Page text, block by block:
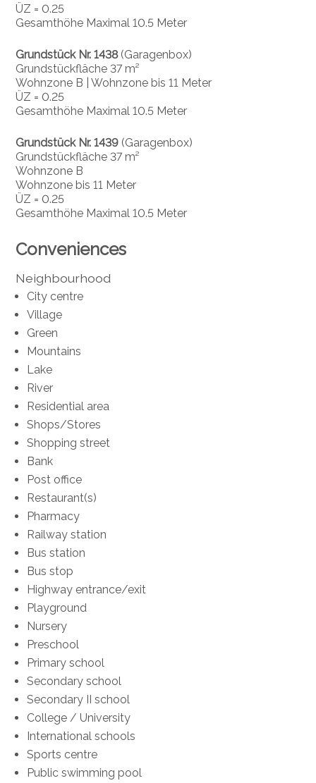
ÜZ = 0.25
Gesamthöhe Maximal 10.5 Meter
Grundstück Nr. 1438 (Garagenbox)
Grundstückfläche 37 m²
Wohnzone B | Wohnzone bis 11 Meter
ÜZ = 0.25
Gesamthöhe Maximal 10.5 Meter
Grundstück Nr. 1439 (Garagenbox)
Grundstückfläche 37 m²
Wohnzone B
Wohnzone bis 11 Meter
ÜZ = 0.25
Gesamthöhe Maximal 10.5 Meter
Conveniences
Neighbourhood
City centre
Village
Green
Mountains
Lake
River
Residential area
Shops/Stores
Shopping street
Bank
Post office
Restaurant(s)
Pharmacy
Railway station
Bus station
Bus stop
Highway entrance/exit
Playground
Nursery
Preschool
Primary school
Secondary school
Secondary II school
College / University
International schools
Sports centre
Public swimming pool